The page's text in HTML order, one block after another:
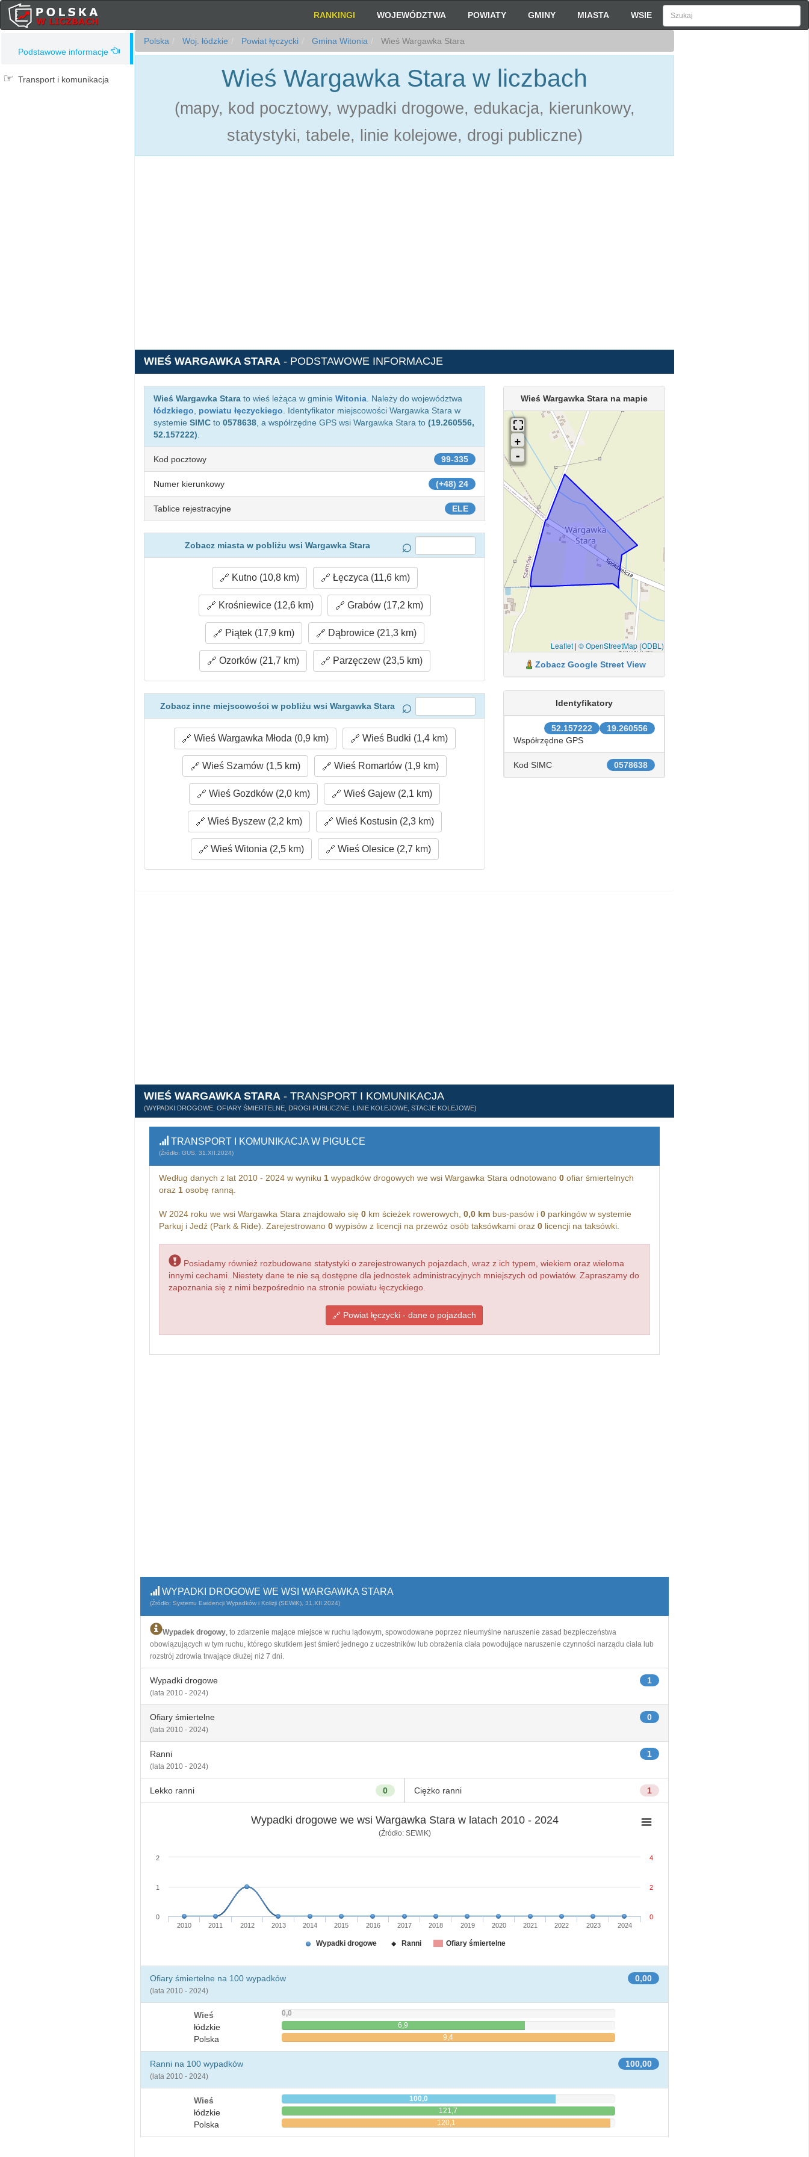
RANKINGI WOJEWÓDZTWA POWIATY GMINY MIASTA WSIE
Podstawowe informacje
Transport i komunikacja
Polska Woj. łódzkie Powiat łęczycki Gmina Witonia Wieś Wargawka Stara
Wieś Wargawka Stara w liczbach
(mapy, kod pocztowy, wypadki drogowe, edukacja, kierunkowy,
statystyki, tabele, linie kolejowe, drogi publiczne)
WIEŚ WARGAWKA STARA - PODSTAWOWE INFORMACJE
Wieś Wargawka Stara to wieś leżąca w gminie Witonia . Należy do województwa
łódzkiego
powiatu łęczyckiego . Identyfikator miejscowości Wargawka Stara w
systemie SIMC to 0578638 , a współrzędne GPS wsi Wargawka Stara to (19.260556,
52.157222)
99-335
Kod pocztowy
(+48) 24
Numer kierunkowy
ELE
Tablice rejestracyjne
Zobacz miasta w pobliżu wsi Wargawka Stara
Kutno (10,8 km) Łęczyca (11,6 km)
Krośniewice (12,6 km) Grabów (17,2 km)
Piątek (17,9 km) Dąbrowice (21,3 km)
Ozorków (21,7 km) Parzęczew (23,5 km)
Zobacz inne miejscowości w pobliżu wsi Wargawka Stara
Wieś Wargawka Młoda (0,9 km) Wieś Budki (1,4 km)
Wieś Szamów (1,5 km) Wieś Romartów (1,9 km)
Wieś Gozdków (2,0 km) Wieś Gajew (2,1 km)
Wieś Byszew (2,2 km) Wieś Kostusin (2,3 km)
Wieś Witonia (2,5 km) Wieś Olesice (2,7 km)
Wieś Wargawka Stara na mapie
Leaflet| © OpenStreetMap (ODBL)
Zobacz Google Street View
Identyfikatory
19.260556
52.157222
Współrzędne GPS
0578638
Kod SIMC
WIEŚ WARGAWKA STARA - TRANSPORT I KOMUNIKACJA
(WYPADKI DROGOWE, OFIARY ŚMIERTELNE, DROGI PUBLICZNE, LINIE KOLEJOWE, STACJE KOLEJOWE)
TRANSPORT I KOMUNIKACJA W PIGUŁCE
(Źródło: GUS, 31.XII.2024)
Według danych z lat 2010 - 2024 w wyniku 1wypadków drogowych we wsi Wargawka Stara odnotowano 0ofiar śmiertelnych
oraz 1osobę ranną.
W 2024 roku we wsi Wargawka Stara znajdowało się 0km ścieżek rowerowych, 0,0 kmbus-pasów i 0parkingów w systemie
Parkuj i Jedź (Park & Ride). Zarejestrowano 0wypisów z licencji na przewóz osób taksówkami oraz 0licencji na taksówki.
Posiadamy również rozbudowane statystyki o zarejestrowanych pojazdach, wraz z ich typem, wiekiem oraz wieloma
innymi cechami. Niestety dane te nie są dostępne dla jednostek administracyjnych mniejszych od powiatów. Zapraszamy do
zapoznania się z nimi bezpośrednio na stronie powiatu łęczyckiego.
Powiat łęczycki - dane o pojazdach
WYPADKI DROGOWE WE WSI WARGAWKA STARA
(Źródło: Systemu Ewidencji Wypadków i Kolizji (SEWiK), 31.XII.2024)
Wypadek drogowy, to zdarzenie mające miejsce w ruchu lądowym, spowodowane poprzez nieumyślne naruszenie zasad bezpieczeństwa
obowiązujących w tym ruchu, którego skutkiem jest śmierć jednego z uczestników lub obrażenia ciała powodujące naruszenie czynności narządu ciała lub
rozstrój zdrowia trwające dłużej niż 7 dni.
1
Wypadki drogowe
(lata 2010 - 2024)
0
Ofiary śmiertelne
(lata 2010 - 2024)
1
Ranni
(lata 2010 - 2024)
0
Lekko ranni 1
Ciężko ranni
Wypadki drogowe we wsi Wargawka Stara w latach 2010 - 2024
(Źródło: SEWiK)
2010 2011 2012 2013 2014 2015 2016 2017 2018 2019 2020 2021 2022 2023 2024
0
1
2
0
2
4
Wypadki drogowe Ranni Ofiary śmiertelne
0,00
Ofiary śmiertelne na 100 wypadków
(lata 2010 - 2024)
Wieś 0,0
łódzkie 6,9
Polska 9,4
100,00
Ranni na 100 wypadków
(lata 2010 - 2024)
Wieś 100,0
łódzkie 121,7
Polska 120,1